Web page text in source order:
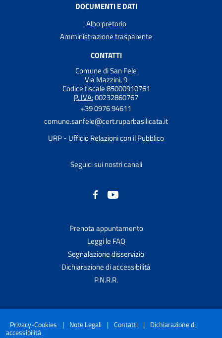
DOCUMENTI E DATI
Albo pretorio
Amministrazione trasparente
CONTATTI
Comune di San Fele
Via Mazzini, 9
Codice fiscale 85000910761
P. IVA:00232860767
+39 0976 94611
comune.sanfele@cert.ruparbasilicata.it
URP - Ufficio Relazioni con il Pubblico
Seguici sui nostri canali
Prenota appuntamento
Leggi le FAQ
Segnalazione disservizio
Dichiarazione di accessibilità
P.N.R.R.
Privacy-Cookies | Note Legali | Contatti | Dichiarazione di
accessibilità